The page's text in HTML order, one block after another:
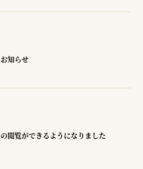
知らせ
閲覧ができるようになりました